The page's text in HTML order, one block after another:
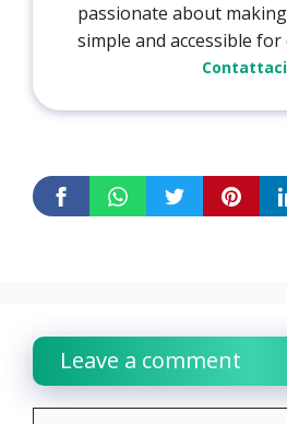
passionate about
simple and accessible for
Contattaci
Leave a comment